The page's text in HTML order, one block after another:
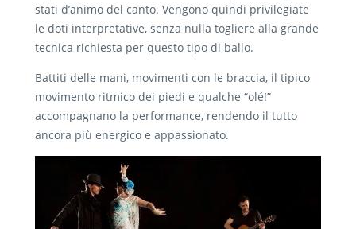
stati d’animo del canto. Vengono quindi privilegiate
le doti interpretative, senza nulla togliere alla grande
tecnica richiesta per questo tipo di ballo.
Battiti delle mani, movimenti con le braccia, il tipico
movimento ritmico dei piedi e qualche “olé!”
accompagnano la performance, rendendo il tutto
ancora più energico e appassionato.